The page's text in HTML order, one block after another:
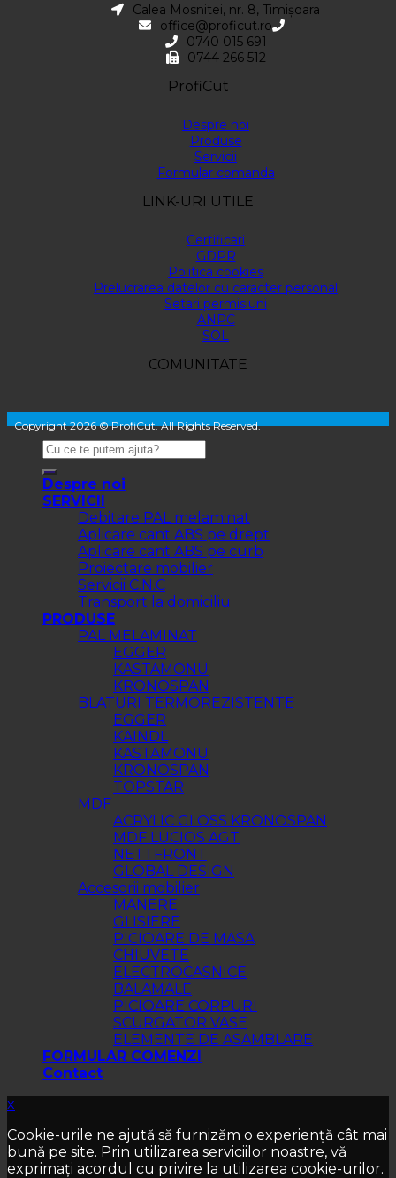
Calea Mosnitei, nr. 8, Timișoara
office@proficut.ro
0740 015 691
0744 266 512
ProfiCut
Despre noi
Produse
Servicii
Formular comanda
LINK-URI UTILE
Certificari
GDPR
Politica cookies
Prelucrarea datelor cu caracter personal
Setari permisiuni
ANPC
SOL
COMUNITATE
Copyright 2026 © ProfiCut. All Rights Reserved.
Despre noi
SERVICII
Debitare PAL melaminat
Aplicare cant ABS pe drept
Aplicare cant ABS pe curb
Proiectare mobilier
Servicii C.N.C
Transport la domiciliu
PRODUSE
PAL MELAMINAT
EGGER
KASTAMONU
KRONOSPAN
BLATURI TERMOREZISTENTE
EGGER
KAINDL
KASTAMONU
KRONOSPAN
TOPSTAR
MDF
ACRYLIC GLOSS KRONOSPAN
MDF LUCIOS AGT
NETTFRONT
GLOBAL DESIGN
Accesorii mobilier
MANERE
GLISIERE
PICIOARE DE MASA
CHIUVETE
ELECTROCASNICE
BALAMALE
PICIOARE CORPURI
SCURGATOR VASE
ELEMENTE DE ASAMBLARE
FORMULAR COMENZI
Contact
x
Cookie-urile ne ajută să furnizăm o experiență cât mai
bună pe site. Prin utilizarea serviciilor noastre, vă
exprimați acordul cu privire la utilizarea cookie-urilor.